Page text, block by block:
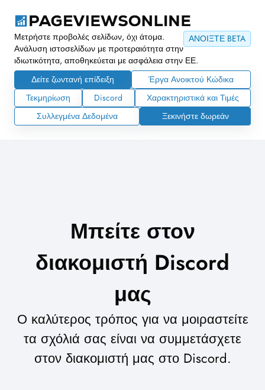
ΑΝΟΙΞΤΕ BETA
Μετρήστε προβολές σελίδων, όχι άτομα.
Ανάλυση ιστοσελίδων με προτεραιότητα στην
ιδιωτικότητα, αποθηκεύεται με ασφάλεια στην ΕΕ.
Δείτε ζωντανή επίδειξη
Έργα Ανοικτού Κώδικα
Τεκμηρίωση
Discord
Χαρακτηριστικά και Τιμές
Συλλεγμένα Δεδομένα
Ξεκινήστε δωρεάν
Μπείτε στον
διακομιστή Discord
μας
Ο καλύτερος τρόπος για να μοιραστείτε
τα σχόλιά σας είναι να συμμετάσχετε
στον διακομιστή μας στο Discord.